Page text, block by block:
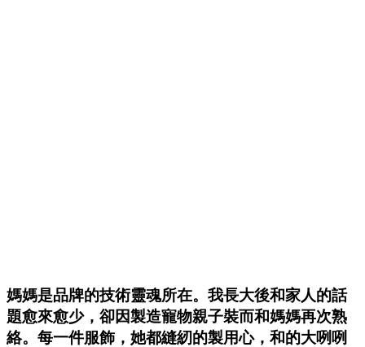
媽媽是品牌的技術靈魂所在。我長大後和家人的話
題愈來愈少，卻因製造寵物親子裝而和媽媽再次熟
絡。每一件服飾，她都縫紉的製用心，和的大咧咧